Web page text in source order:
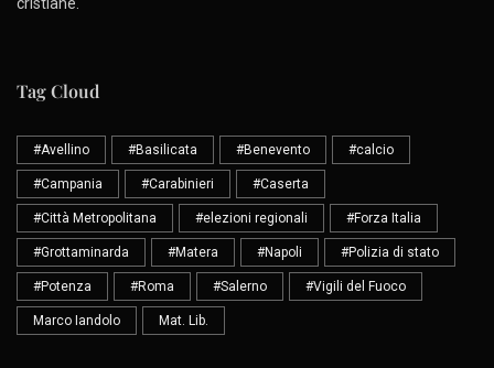
cristiane.
Tag Cloud
#Avellino #Basilicata #Benevento #calcio
#Campania #Carabinieri #Caserta
#Città Metropolitana #elezioni regionali #Forza Italia
#Grottaminarda #Matera #Napoli #Polizia di stato
#Potenza #Roma #Salerno #Vigili del Fuoco
Marco Iandolo Mat. Lib.